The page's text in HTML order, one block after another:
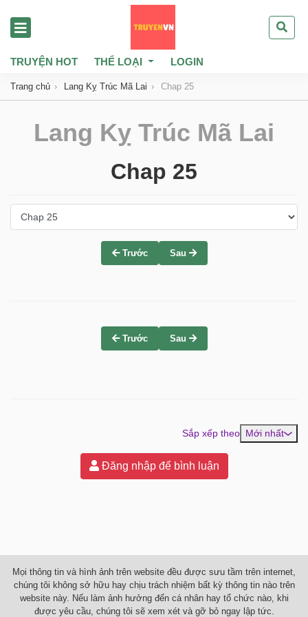
TRUYỆN HOT THỂ LOẠI LOGIN
Trang chủ Lang Kỵ Trúc Mã Lai Chap 25
Lang Kỵ Trúc Mã Lai
Chap 25
Trước Sau
Trước Sau
Sắp xếp theo Mới nhất
Đăng nhập để bình luận
Mọi thông tin và hình ảnh trên website đều được sưu tầm trên internet,
chúng tôi không sở hữu hay chịu trách nhiệm bất kỳ thông tin nào trên
website này. Nếu làm ảnh hưởng đến cá nhân hay tổ chức nào, khi
được yêu cầu, chúng tôi sẽ xem xét và gỡ bỏ ngay lập tức.